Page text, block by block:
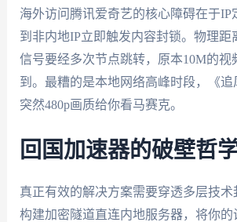
海外访问腾讯爱奇艺的核心障碍在于IP
到非内地IP立即触发内容封锁。物理距
信号要经多次节点跳转，原本10M的视
到。最糟的是本地网络高峰时段，《追
突然480p画质给你看马赛克。
回国加速器的破壁哲
真正有效的解决方案需要穿透多层技术
构建加密隧道直连内地服务器，将你的